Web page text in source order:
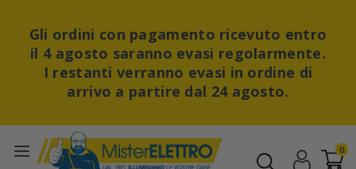
Gli ordini con pagamento ricevuto entro
il 4 agosto saranno evasi regolarmente.
I restanti verranno evasi in ordine di
arrivo a partire dal 24 agosto.
0